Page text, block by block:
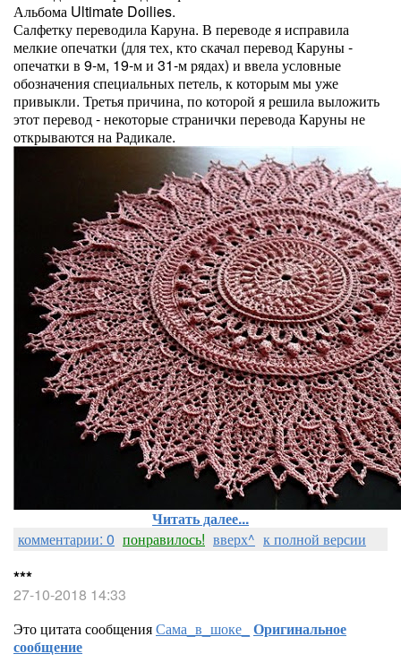
Альбома Ultimate Doilies.
Салфетку переводила Каруна. В переводе я исправила
мелкие опечатки (для тех, кто скачал перевод Каруны -
опечатки в 9-м, 19-м и 31-м рядах) и ввела условные
обозначения специальных петель, к которым мы уже
привыкли. Третья причина, по которой я решила выложить
этот перевод - некоторые странички перевода Каруны не
открываются на Радикале.
Читать далее...
комментарии: 0 понравилось! вверх^ к полной версии
***
27-10-2018 14:33
Это цитата сообщенияСама_в_шоке_ Оригинальное
сообщение